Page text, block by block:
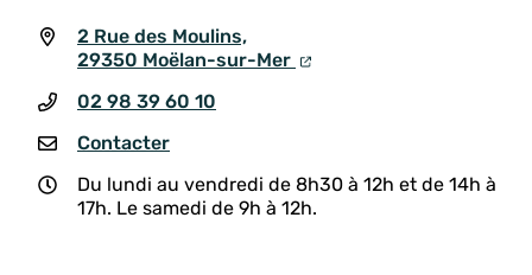
2 Rue des Moulins,
29350 Moëlan-sur-Mer
02 98 39 60 10
Contacter
Du lundi au vendredi de 8h30 à 12h et de 14h à
17h. Le samedi de 9h à 12h.